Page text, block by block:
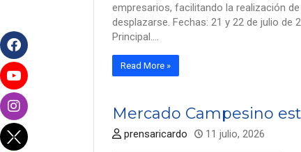
empresarios, facilitando la realización
desplazarse. Fechas: 21 y 22 de julio de
Principal.…
Read More »
Mercado Campesino
prensaricardo 11 julio, 2026